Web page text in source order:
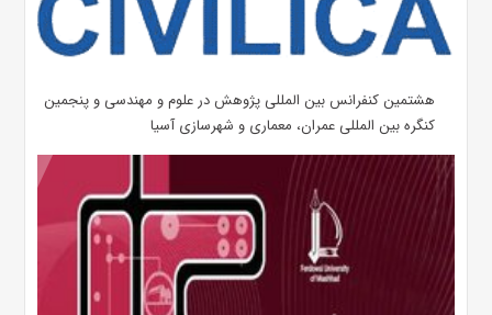
هشتمین کنفرانس بین المللی پژوهش در علوم و مهندسی و پنجمین
کنگره بین المللی عمران، معماری و شهرسازی آسیا